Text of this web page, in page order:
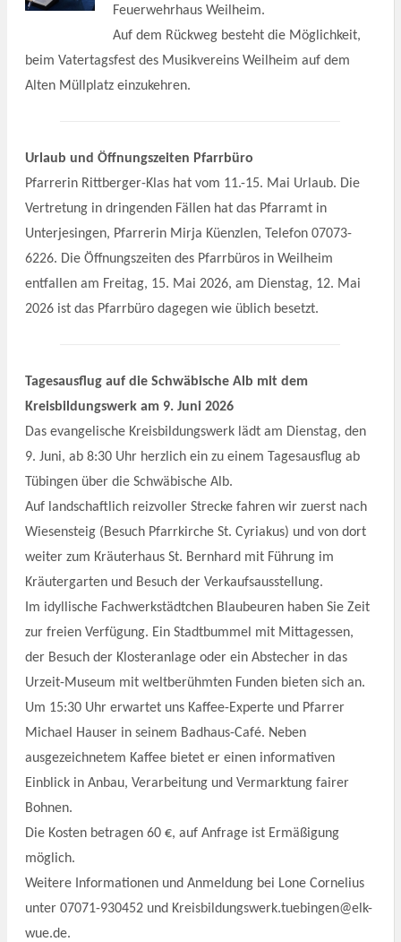
Feuerwehrhaus Weilheim.
Auf dem Rückweg besteht die Möglichkeit,
beim Vatertagsfest des Musikvereins Weilheim auf dem
Alten Müllplatz einzukehren.
Urlaub und Öffnungszeiten Pfarrbüro
Pfarrerin Rittberger-Klas hat vom 11.-15. Mai Urlaub. Die
Vertretung in dringenden Fällen hat das Pfarramt in
Unterjesingen, Pfarrerin Mirja Küenzlen, Telefon 07073-
6226. Die Öffnungszeiten des Pfarrbüros in Weilheim
entfallen am Freitag, 15. Mai 2026, am Dienstag, 12. Mai
2026 ist das Pfarrbüro dagegen wie üblich besetzt.
Tagesausflug auf die Schwäbische Alb mit dem
Kreisbildungswerk am 9. Juni 2026
Das evangelische Kreisbildungswerk lädt am Dienstag, den
9. Juni, ab 8:30 Uhr herzlich ein zu einem Tagesausflug ab
Tübingen über die Schwäbische Alb.
Auf landschaftlich reizvoller Strecke fahren wir zuerst nach
Wiesensteig (Besuch Pfarrkirche St. Cyriakus) und von dort
weiter zum Kräuterhaus St. Bernhard mit Führung im
Kräutergarten und Besuch der Verkaufsausstellung.
Im idyllische Fachwerkstädtchen Blaubeuren haben Sie Zeit
zur freien Verfügung. Ein Stadtbummel mit Mittagessen,
der Besuch der Klosteranlage oder ein Abstecher in das
Urzeit-Museum mit weltberühmten Funden bieten sich an.
Um 15:30 Uhr erwartet uns Kaffee-Experte und Pfarrer
Michael Hauser in seinem Badhaus-Café. Neben
ausgezeichnetem Kaffee bietet er einen informativen
Einblick in Anbau, Verarbeitung und Vermarktung fairer
Bohnen.
Die Kosten betragen 60 €, auf Anfrage ist Ermäßigung
möglich.
Weitere Informationen und Anmeldung bei Lone Cornelius
unter 07071-930452 und Kreisbildungswerk.tuebingen@elk-
wue.de.